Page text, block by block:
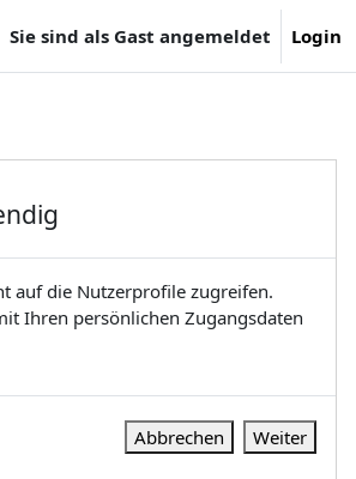
Sie sind als Gast angemeldet Login
auf die Nutzerprofile zugreifen.
Ihren persönlichen Zugangsdaten
Abbrechen Weiter